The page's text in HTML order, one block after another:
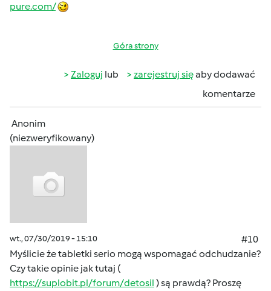
pure.com/
Góra strony
Zaloguj lub zarejestruj sięaby dodawać
komentarze
Anonim
(niezweryfikowany)
wt., 07/30/2019 - 15:10
#10
Myślicie że tabletki serio mogą wspomagać odchudzanie?
Czy takie opinie jak tutaj (
https://suplobit.pl/forum/detosil ) są prawdą? Proszę